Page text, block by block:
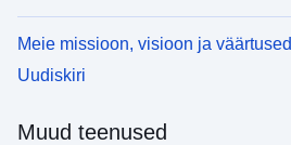
Meie missioon, visioon ja väärtused
Uudiskiri
Muud teenused